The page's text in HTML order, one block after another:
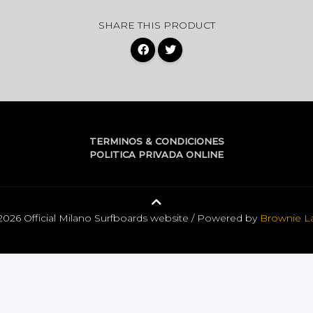
SHARE THIS PRODUCT
TERMINOS & CONDICIONES
POLITICA PRIVADA ONLINE
Official Milano Surfboards website / Powered by Brownie